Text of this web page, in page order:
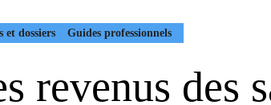
et dossiers Guides professionnels
revenus des